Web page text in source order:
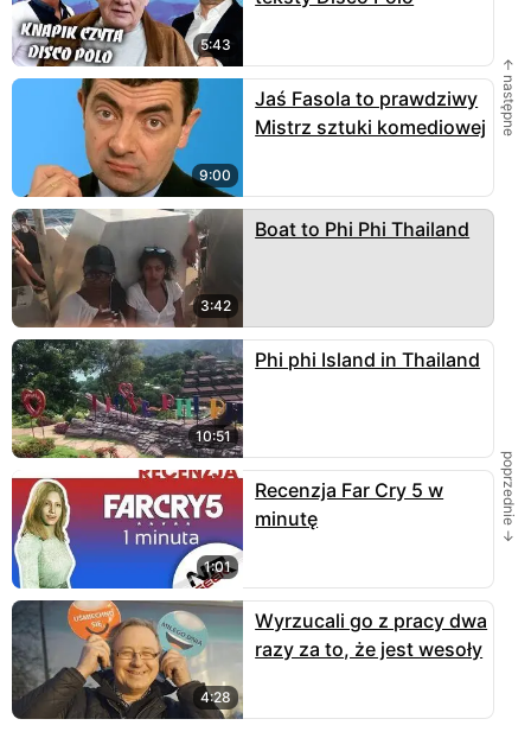
5:43
9:00
Jaś Fasola to prawdziwy
Mistrz sztuki komediowej
3:42
Boat to Phi Phi Thailand
10:51
Phi phi Island in Thailand
1:01
Recenzja Far Cry 5 w
minutę
4:28
Wyrzucali go z pracy dwa
razy za to, że jest wesoły
← następne
poprzednie →